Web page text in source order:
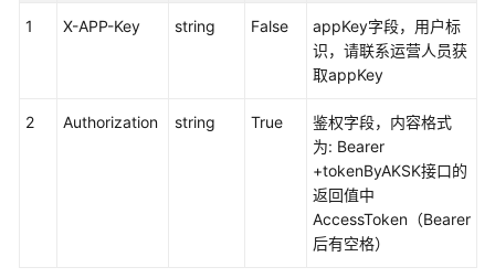
权
1 X-APP-Key string False
appKey字段，用户标
识，请联系运营人员获
取appKey
2 Authorization string True
鉴权字段，内容格式
为: Bearer
+tokenByAKSK接口的
返回值中
AccessToken（Bearer
后有空格）